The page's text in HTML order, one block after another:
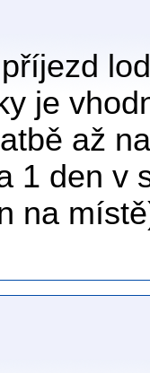
je
až
1 den v
na